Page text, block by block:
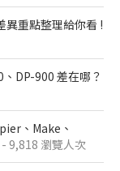
異重點整理給你看 !
DP-900 差在哪？​
、Make、
- 9,818 瀏覽人次